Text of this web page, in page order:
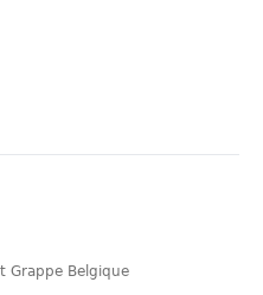
Grappe Belgique